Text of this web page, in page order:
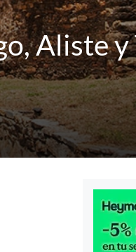
Aliste